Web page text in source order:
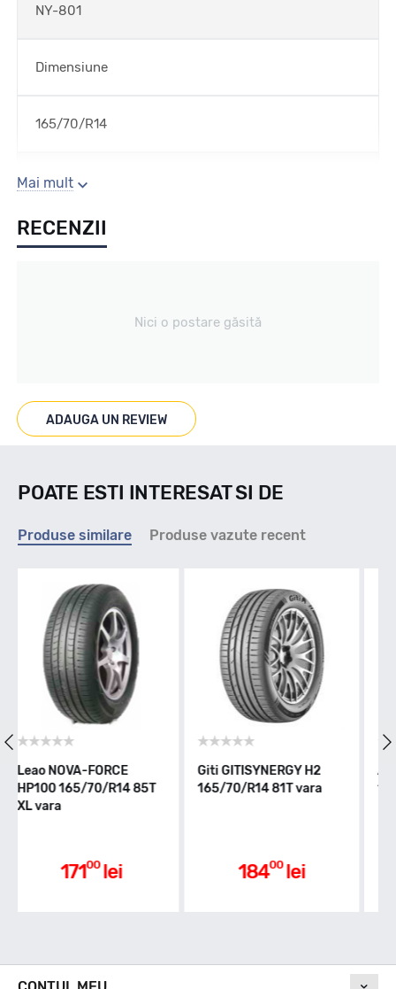
NY-801
Dimensiune
165/70/R14
Sezon
Vara
Marcaje
Indice greutate
81
Clasa de eficienta
D
Mai mult
RECENZII
Nici o postare găsită
ADAUGA UN REVIEW
POATE ESTI INTERESAT SI DE
Produse similare Produse vazute recent
GITISYNERGY H2
70/R14 81T vara
18400 lei
Aptany RP062
165/70/R14 81T vara
18500 lei
165/